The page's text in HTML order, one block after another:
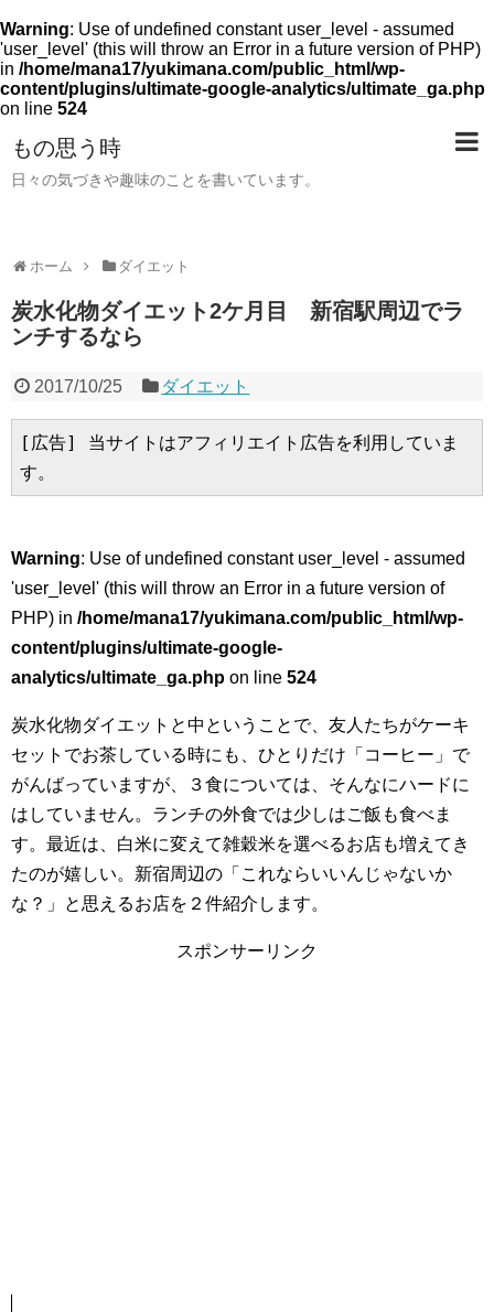
Warning: Use of undefined constant user_level - assumed
'user_level' (this will throw an Error in a future version of PHP)
in /home/mana17/yukimana.com/public_html/wp-
content/plugins/ultimate-google-analytics/ultimate_ga.php
on line 524
もの思う時
日々の気づきや趣味のことを書いています。
ホーム ダイエット
炭水化物ダイエット2ケ月目 新宿駅周辺でラ
ンチするなら
2017/10/25 ダイエット
[広告] 当サイトはアフィリエイト広告を利用していま
す。
Warning: Use of undefined constant user_level - assumed
'user_level' (this will throw an Error in a future version of
PHP) in /home/mana17/yukimana.com/public_html/wp-
content/plugins/ultimate-google-
analytics/ultimate_ga.php on line 524
炭水化物ダイエットと中ということで、友人たちがケーキ
セットでお茶している時にも、ひとりだけ「コーヒー」で
がんばっていますが、３食については、そんなにハードに
はしていません。ランチの外食では少しはご飯も食べま
す。最近は、白米に変えて雑穀米を選べるお店も増えてき
たのが嬉しい。新宿周辺の「これならいいんじゃないか
な？」と思えるお店を２件紹介します。
スポンサーリンク